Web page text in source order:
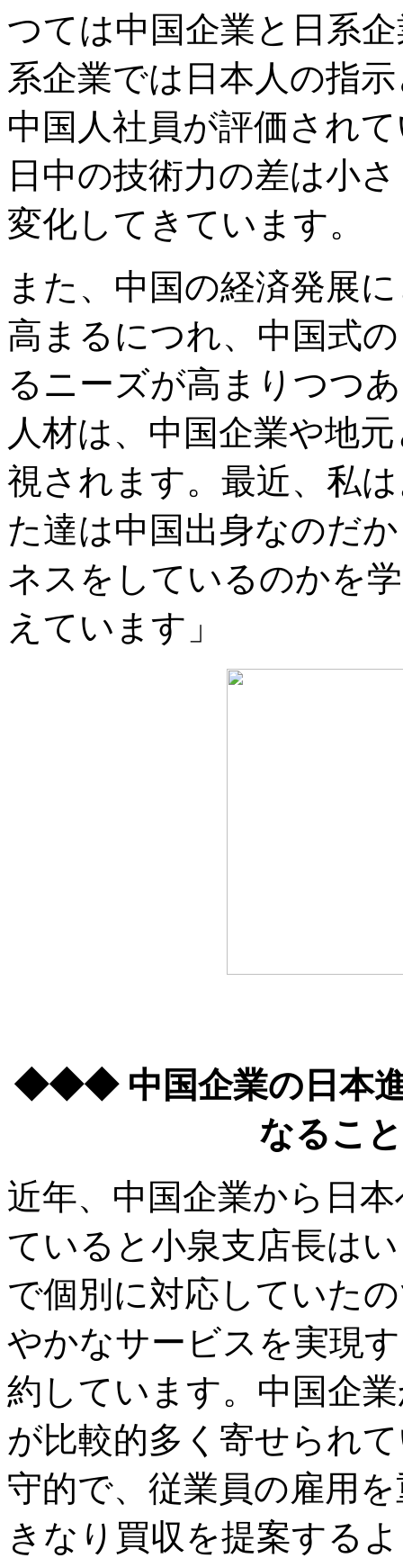
つては中国企業と日系
系企業では日本人の指
中国人社員が評価され
日中の技術力の差は小
変化してきています。
また、中国の経済発展
高まるにつれ、中国式
るニーズが高まりつつ
人材は、中国企業や地
視されます。最近、私
た達は中国出身なのだ
ネスをしているのかを
えています」
◆◆◆ 中国企業の日本進
なるこ
近年、中国企業から日
ていると小泉支店長は
で個別に対応していた
やかなサービスを実現
約しています。中国企
が比較的多く寄せられ
守的で、従業員の雇用
きなり買収を提案する